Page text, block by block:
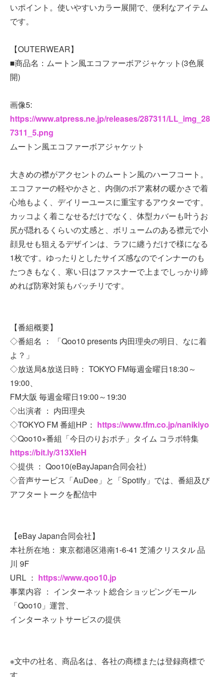
いポイント。使いやすいカラー展開で、便利なアイテム
です。
【OUTERWEAR】
■商品名：ムートン風エコファーボアジャケット(3色展
開)
画像5:
https://www.atpress.ne.jp/releases/287311/LL_img_28
7311_5.png
ムートン風エコファーボアジャケット
大きめの襟がアクセントのムートン風のハーフコート。
エコファーの軽やかさと、内側のボア素材の暖かさで着
心地もよく、デイリーユースに重宝するアウターです。
カッコよく着こなせるだけでなく、体型カバーも叶うお
尻が隠れるくらいの丈感と、ボリュームのある襟元で小
顔見せも狙えるデザインは、ラフに纏うだけで様になる
1枚です。ゆったりとしたサイズ感なのでインナーのも
たつきもなく、寒い日はファスナーで上までしっかり締
めれば防寒対策もバッチリです。
【番組概要】
◇番組名 ： 「Qoo10 presents 内田理央の明日、なに着
よ？」
◇放送局&放送日時： TOKYO FM毎週金曜日18:30～
19:00、
FM大阪 毎週金曜日19:00～19:30
◇出演者 ： 内田理央
◇TOKYO FM 番組HP： https://www.tfm.co.jp/nanikiyo
◇Qoo10×番組「今日のりおポチ」タイム コラボ特集
https://bit.ly/313XleH
◇提供 ： Qoo10(eBayJapan合同会社)
◇音声サービス「AuDee」と「Spotify」では、番組及び
アフタートークを配信中
【eBay Japan合同会社】
本社所在地： 東京都港区港南1-6-41 芝浦クリスタル 品
川 9F
URL ： https://www.qoo10.jp
事業内容 ： インターネット総合ショッピングモール
「Qoo10」運営、
インターネットサービスの提供
※文中の社名、商品名は、各社の商標または登録商標で